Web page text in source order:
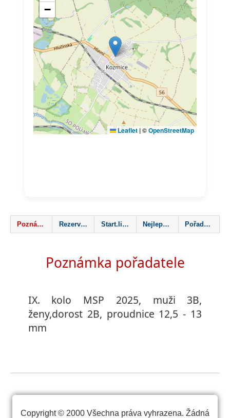
Poznámka Rezervace mapa Start.listina Nejlepší výsledky Pořadatel
Poznámka pořadatele
IX. kolo MSP 2025, muži 3B,
ženy,dorost 2B, proudnice 12,5 - 13
mm
Copyright © 2000 Všechna práva vyhrazena. Žádná